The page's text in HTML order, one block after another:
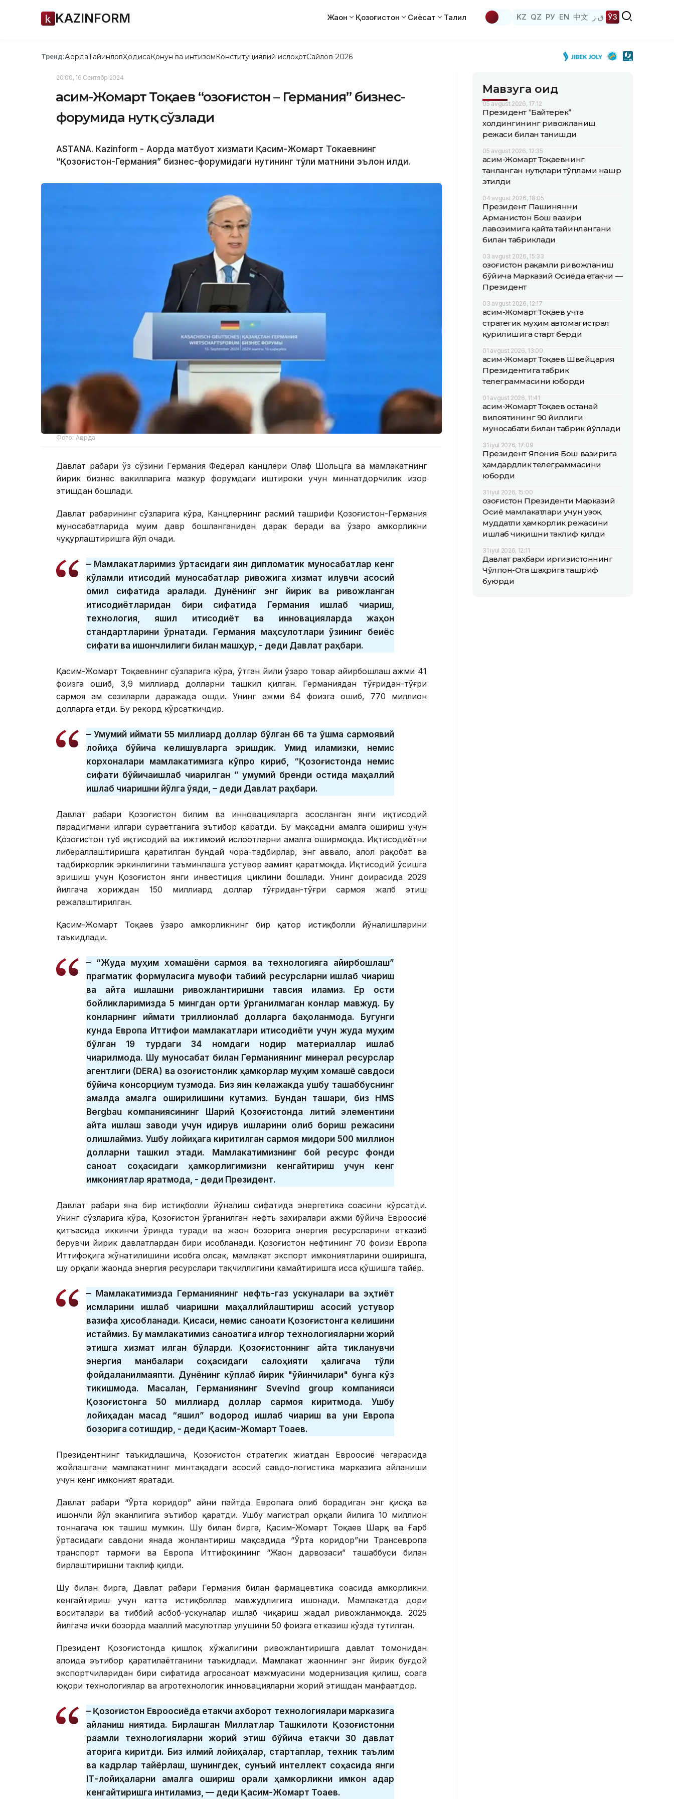
KAZINFORM Жаҳон Қозоғистон Сиёсат Таҳлил KZ QZ РУ EN 中文 ق ز ЎЗ
Тренд:АқордаТайинловҲодисаҚонун ва интизомКонституциявий ислоҳотСайлов-2026
20:00, 16 Сентябр 2024
Қасим-Жомарт Тоқаев “Қозоғистон – Германия” бизнес-
форумида нутқ сўзлади
ASTANА. Кazinform - Ақорда матбуот хизмати Қасим-Жомарт Токаевнинг
“Қозоғистон-Германия” бизнес-форумидаги нутқининг тўлиқ матнини эълон қилди.
Фото: Ақорда
Давлат раҳбари ўз сўзини Германия Федерал канцлери Олаф Шольцга ва мамлакатнинг
йирик бизнес вакилларига мазкур форумдаги иштироки учун миннатдорчилик изҳор
этишдан бошлади.
Давлат раҳбарининг сўзларига кўра, Канцлернинг расмий ташрифи Қозоғистон-Германия
муносабатларида муҳим давр бошланганидан дарак беради ва ўзаро ҳамкорликни
чуқурлаштиришга йўл очади.
– Мамлакатларимиз ўртасидаги яқин дипломатик муносабатлар кенг
кўламли иқтисодий муносабатлар ривожига хизмат қилувчи асосий
омил сифатида қаралади. Дунёнинг энг йирик ва ривожланган
иқтисодиётларидан бири сифатида Германия ишлаб чиқариш,
технология, яшил иқтисодиёт ва инновацияларда жаҳон
стандартларини ўрнатади. Германия маҳсулотлари ўзининг беқиёс
сифати ва ишончлилиги билан машҳур, - деди Давлат раҳбари.
Қасим-Жомарт Тоқаевнинг сўзларига кўра, ўтган йили ўзаро товар айирбошлаш ҳажми 41
фоизга ошиб, 3,9 миллиард долларни ташкил қилган. Германиядан тўғридан-тўғри
сармоя ҳам сезиларли даражада ошди. Унинг ҳажми 64 фоизга ошиб, 770 миллион
долларга етди. Бу рекорд кўрсаткичдир.
– Умумий қиймати 55 миллиард доллар бўлган 66 та қўшма сармоявий
лойиҳа бўйича келишувларга эришдик. Умид қиламизки, немис
корхоналари мамлакатимизга кўпроқ кириб, “Қозоғистонда немис
сифати бўйичаишлаб чиқарилган ” умумий бренди остида маҳаллий
ишлаб чиқаришни йўлга қўяди, – деди Давлат раҳбари.
Давлат раҳбари Қозоғистон билим ва инновацияларга асосланган янги иқтисодий
парадигмани илгари сураётганига эътибор қаратди. Бу мақсадни амалга ошириш учун
Қозоғистон туб иқтисодий ва ижтимоий ислоҳотларни амалга оширмоқда. Иқтисодиётни
либераллаштиришга қаратилган бундай чора-тадбирлар, энг аввало, ҳалол рақобат ва
тадбиркорлик эркинлигини таъминлашга устувор аҳамият қаратмоқда. Иқтисодий ўсишга
эришиш учун Қозоғистон янги инвестиция циклини бошлади. Унинг доирасида 2029
йилгача хориждан 150 миллиард доллар тўғридан-тўғри сармоя жалб этиш
режалаштирилган.
Қасим-Жомарт Тоқаев ўзаро ҳамкорликнинг бир қатор истиқболли йўналишларини
таъкидлади.
– “Жуда муҳим хомашёни сармоя ва технологияга айирбошлаш”
прагматик формуласига мувофиқ табиий ресурсларни ишлаб чиқариш
ва қайта ишлашни ривожлантиришни тавсия қиламиз. Ер ости
бойликларимизда 5 мингдан ортиқ ўрганилмаган конлар мавжуд. Бу
конларнинг қиймати триллионлаб долларга баҳоланмоқда. Бугунги
кунда Европа Иттифоқи мамлакатлари иқтисодиёти учун жуда муҳим
бўлган 19 турдаги 34 номдаги нодир материаллар ишлаб
чиқарилмоқда. Шу муносабат билан Германиянинг минерал ресурслар
агентлиги (DERA) ва қозоғистонлик ҳамкорлар муҳим хомашё савдоси
бўйича консорциум тузмоқда. Биз яқин келажакда ушбу ташаббуснинг
амалда амалга оширилишини кутамиз. Бундан ташқари, биз HMS
Bergbau компаниясининг Шарқий Қозоғистонда литий элементини
қайта ишлаш заводи учун қидирув ишларини олиб бориш режасини
олқишлаймиз. Ушбу лойиҳага киритилган сармоя миқдори 500 миллион
долларни ташкил этади. Мамлакатимизнинг бой ресурс фонди
саноат соҳасидаги ҳамкорлигимизни кенгайтириш учун кенг
имкониятлар яратмоқда, - деди Президент.
Давлат раҳбари яна бир истиқболли йўналиш сифатида энергетика соҳасини кўрсатди.
Унинг сўзларига кўра, Қозоғистон ўрганилган нефть захиралари ҳажми бўйича Евроосиё
қитъасида иккинчи ўринда туради ва жаҳон бозорига энергия ресурсларини етказиб
берувчи йирик давлатлардан бири ҳисобланади. Қозоғистон нефтининг 70 фоизи Европа
Иттифоқига жўнатилишини ҳисобга олсак, мамлакат экспорт имкониятларини оширишга,
шу орқали жаҳонда энергия ресурслари тақчиллигини камайтиришга ҳисса қўшишга тайёр.
– Мамлакатимизда Германиянинг нефть-газ ускуналари ва эҳтиёт
қисмларини ишлаб чиқаришни маҳаллийлаштириш асосий устувор
вазифа ҳисобланади. Қисқаси, немис саноати Қозоғистонга келишини
истаймиз. Бу мамлакатимиз саноатига илғор технологияларни жорий
этишга хизмат қилган бўларди. Қозоғистоннинг қайта тикланувчи
энергия манбалари соҳасидаги салоҳияти ҳалигача тўлиқ
фойдаланилмаяпти. Дунёнинг кўплаб йирик "ўйинчилари" бунга кўз
тикишмоқда. Масалан, Германиянинг Svevind group компанияси
Қозоғистонга 50 миллиард доллар сармоя киритмоқда. Ушбу
лойиҳадан мақсад “яшил” водород ишлаб чиқариш ва уни Европа
бозорига сотишдир, - деди Қасим-Жомарт Тоқаев.
Президентнинг таъкидлашича, Қозоғистон стратегик жиҳатдан Евроосиё чегарасида
жойлашгани мамлакатнинг минтақадаги асосий савдо-логистика марказига айланиши
учун кенг имконият яратади.
Давлат раҳбари “Ўрта коридор” айни пайтда Европага олиб борадиган энг қисқа ва
ишончли йўл эканлигига эътибор қаратди. Ушбу магистрал орқали йилига 10 миллион
тоннагача юк ташиш мумкин. Шу билан бирга, Қасим-Жомарт Тоқаев Шарқ ва Ғарб
ўртасидаги савдони янада жонлантириш мақсадида “Ўрта коридор”ни Трансевропа
транспорт тармоғи ва Европа Иттифоқининг “Жаҳон дарвозаси” ташаббуси билан
бирлаштиришни таклиф қилди.
Шу билан бирга, Давлат раҳбари Германия билан фармацевтика соҳасида ҳамкорликни
кенгайтириш учун катта истиқболлар мавжудлигига ишонади. Мамлакатда дори
воситалари ва тиббий асбоб-ускуналар ишлаб чиқариш жадал ривожланмоқда. 2025
йилгача ички бозорда маҳаллий маҳсулотлар улушини 50 фоизга етказиш кўзда тутилган.
Президент Қозоғистонда қишлоқ хўжалигини ривожлантиришга давлат томонидан
алоҳида эътибор қаратилаётганини таъкидлади. Мамлакат жаҳоннинг энг йирик буғдой
экспортчиларидан бири сифатида агросаноат мажмуасини модернизация қилиш, соҳага
юқори технологиялар ва агротехнологик инновацияларни жорий этишдан манфаатдор.
– Қозоғистон Евроосиёда етакчи ахборот технологиялари марказига
айланиш ниятида. Бирлашган Миллатлар Ташкилоти Қозоғистонни
рақамли технологияларни жорий этиш бўйича етакчи 30 давлат
қаторига киритди. Биз илмий лойиҳалар, стартаплар, техник таълим
ва кадрлар тайёрлаш, шунингдек, сунъий интеллект соҳасида янги
IТ-лойиҳаларни амалга ошириш орқали ҳамкорликни имкон қадар
кенгайтиришга интиламиз, — деди Қасим-Жомарт Тоқаев.
Мавзуга оид
05 avgust 2026, 17:12
Президент “Байтерек”
холдингининг ривожланиш
режаси билан танишди
05 avgust 2026, 12:35
Қасим-Жомарт Тоқаевнинг
танланган нутқлари тўплами нашр
этилди
04 avgust 2026, 18:05
Президент Пашинянни
Арманистон Бош вазири
лавозимига қайта тайинлангани
билан табриклади
03 avgust 2026, 15:33
Қозоғистон рақамли ривожланиш
бўйича Марказий Осиёда етакчи —
Президент
03 avgust 2026, 12:17
Қасим-Жомарт Тоқаев учта
стратегик муҳим автомагистрал
қурилишига старт берди
01 avgust 2026, 13:00
Қасим-Жомарт Тоқаев Швейцария
Президентига табрик
телеграммасини юборди
01 avgust 2026, 11:41
Қасим-Жомарт Тоқаев Қостанай
вилоятининг 90 йиллиги
муносабати билан табрик йўллади
31 iyul 2026, 17:09
Президент Япония Бош вазирига
ҳамдардлик телеграммасини
юборди
31 iyul 2026, 15:00
Қозоғистон Президенти Марказий
Осиё мамлакатлари учун узоқ
муддатли ҳамкорлик режасини
ишлаб чиқишни таклиф қилди
31 iyul 2026, 12:11
Давлат раҳбари Қирғизистоннинг
Чўлпон-Ота шаҳрига ташриф
буюрди